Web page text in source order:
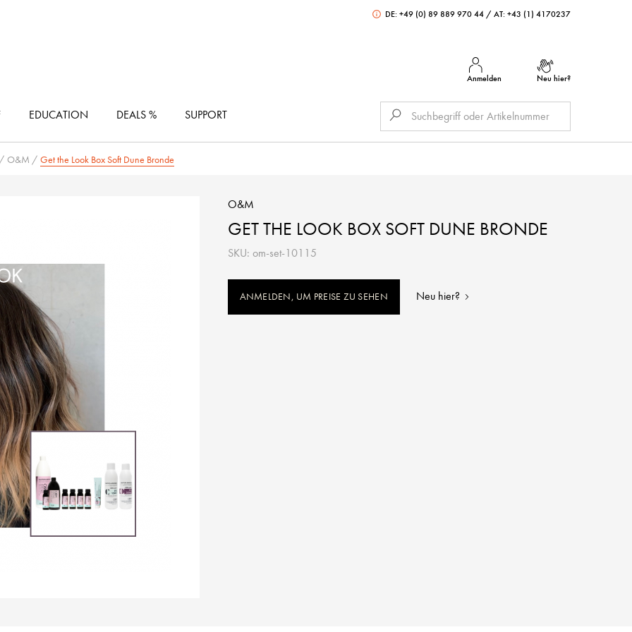
DE: +49 (0) 89 889 970 44 / AT: +43 (1) 4170237
Anmelden Neu hier?
EDUCATION DEALS % SUPPORT
/ O&M / Get the Look Box Soft Dune Bronde
O&M
GET THE LOOK BOX SOFT DUNE BRONDE
SKU: om-set-10115
ANMELDEN, UM PREISE ZU SEHEN Neu hier?